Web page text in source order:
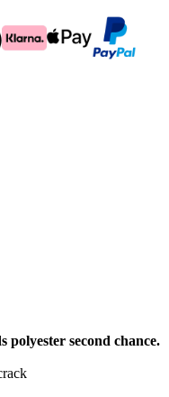
second chance.